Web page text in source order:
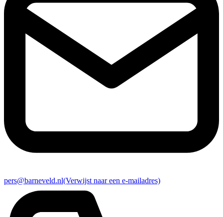
pers@barneveld.nl(Verwijst naar een e-mailadres)